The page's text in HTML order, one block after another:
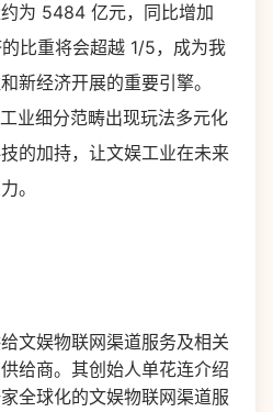
为 5484 亿元，同比增加
比重将会超越 1/5，成为我
新经济开展的重要引擎。
业细分范畴出现玩法多元化
的加持，让文娱工业在未来
。
文娱物联网渠道服务及相关
给商。其创始人单花连介绍
全球化的文娱物联网渠道服